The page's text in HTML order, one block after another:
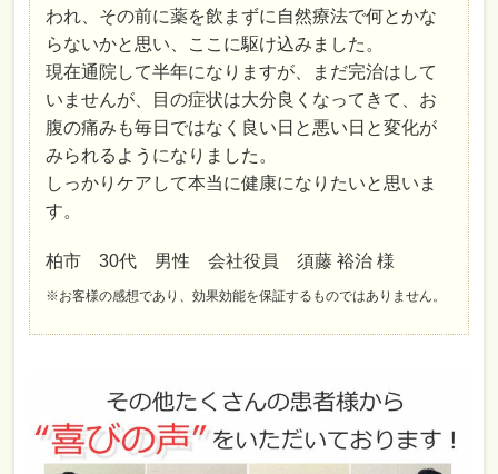
われ、その前に薬を飲まずに自然療法で何とかな
らないかと思い、ここに駆け込みました。
現在通院して半年になりますが、まだ完治はして
いませんが、目の症状は大分良くなってきて、お
腹の痛みも毎日ではなく良い日と悪い日と変化が
みられるようになりました。
しっかりケアして本当に健康になりたいと思いま
す。
柏市 30代 男性 会社役員 須藤 裕治 様
※お客様の感想であり、効果効能を保証するものではありません。